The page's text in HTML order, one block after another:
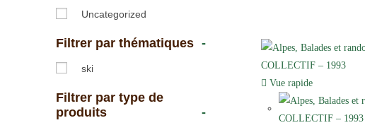
Uncategorized
Filtrer par thématiques -
ski
Filtrer par type de
produits
-
Vue rapide